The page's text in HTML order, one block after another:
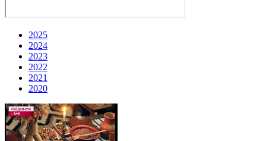
2025
2024
2023
2022
2021
2020